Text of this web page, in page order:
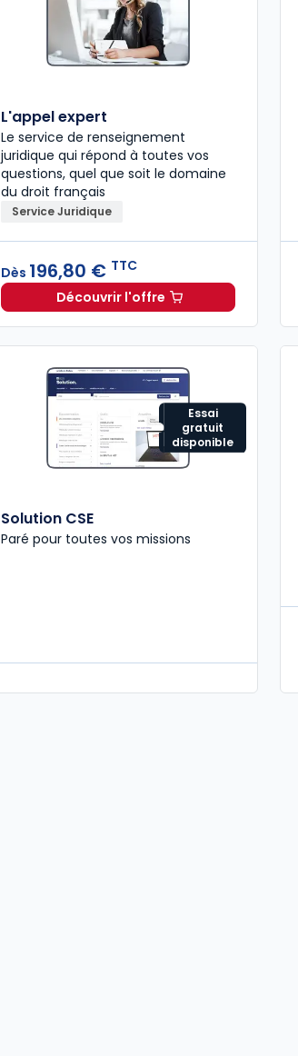
L'appel expert
Le service de renseignement
juridique qui répond à toutes vos
questions, quel que soit le domaine
du droit français
Service Juridique
Dès 196,80 € TTC
Découvrir l'offreL'appel expert à partir de
Essai
gratuit
disponible
Solution CSE
Paré pour toutes vos missions